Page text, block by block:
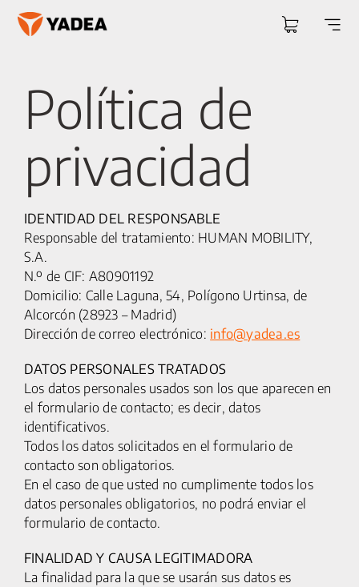
Saltar
Política de
privacidad
IDENTIDAD DEL RESPONSABLE
Responsable del tratamiento: HUMAN MOBILITY,
S.A.
N.º de CIF: A80901192
Domicilio: Calle Laguna, 54, Polígono Urtinsa, de
Alcorcón (28923 – Madrid)
Dirección de correo electrónico: info@yadea.es
DATOS PERSONALES TRATADOS
Los datos personales usados son los que aparecen en
el formulario de contacto; es decir, datos
identificativos.
Todos los datos solicitados en el formulario de
contacto son obligatorios.
En el caso de que usted no cumplimente todos los
datos personales obligatorios, no podrá enviar el
formulario de contacto.
FINALIDAD Y CAUSA LEGITIMADORA
La finalidad para la que se usarán sus datos es